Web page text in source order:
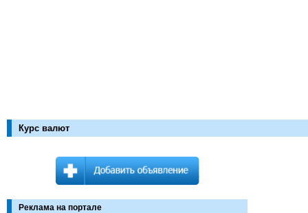
Курс валют
Реклама на портале